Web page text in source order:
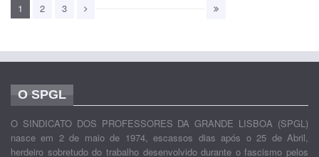
1 2 3
O SPGL
O SINDICATO DOS PROFESSORES DA GRANDE LISBOA (SPGL)
nasce em 2 de maio de 1974, escassos dias após o 25 de Abril,
herdeiro sobretudo do trabalho desenvolvido durante o fascismo pelos